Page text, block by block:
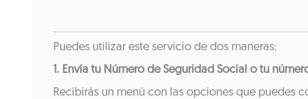
Puedes utilizar este servicio de dos maneras:
1. Envía tu Número de Seguridad Social o tu
Recibirás un menú con las opciones que puedes